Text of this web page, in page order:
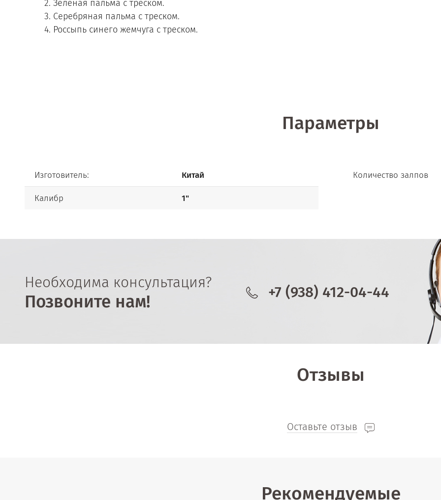
2. Зелёная пальма с треском.
3. Серебряная пальма с треском.
4. Россыпь синего жемчуга с треском.
Параметры
Изготовитель: Китай
Калибр 1"
Количество залпов
Необходима консультация?
Позвоните нам! +7 (938) 412-04-44
Отзывы
Оставьте отзыв
Рекомендуемые